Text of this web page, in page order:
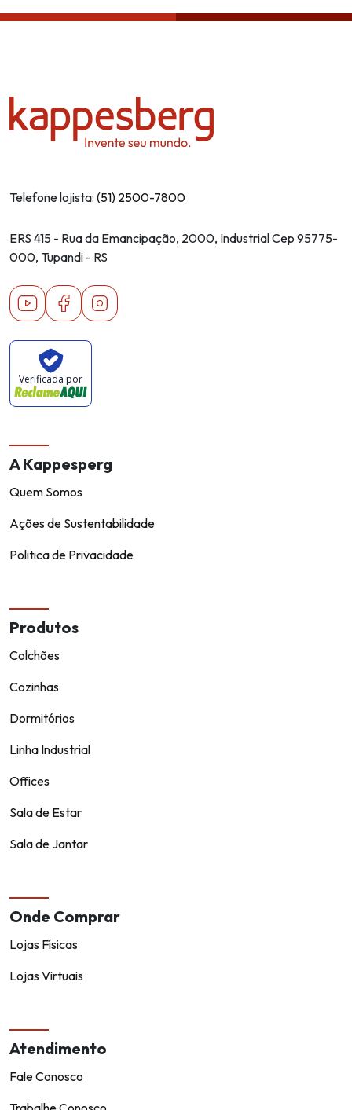
Telefone lojista: (51) 2500-7800
ERS 415 - Rua da Emancipação, 2000, Industrial Cep 95775-
000, Tupandi - RS
YoutubeFacebookInstagram
Verificada por
A Kappesperg
Quem Somos
Ações de Sustentabilidade
Politica de Privacidade
Produtos
Colchões
Cozinhas
Dormitórios
Linha Industrial
Offices
Sala de Estar
Sala de Jantar
Onde Comprar
Lojas Físicas
Lojas Virtuais
Atendimento
Fale Conosco